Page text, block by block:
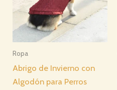
Ropa
Abrigo de Invierno con
Algodón para Perros